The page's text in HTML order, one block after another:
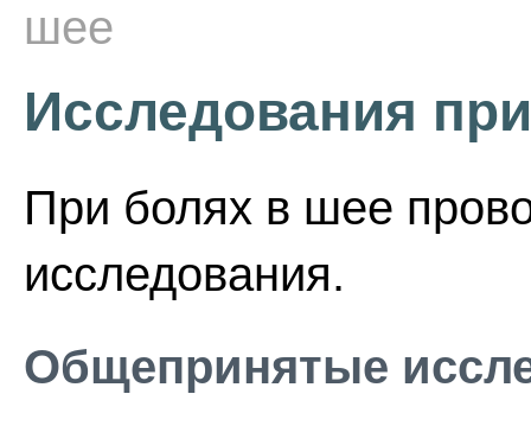
шее
Исследования
При болях в шее
исследования.
Общепринятые